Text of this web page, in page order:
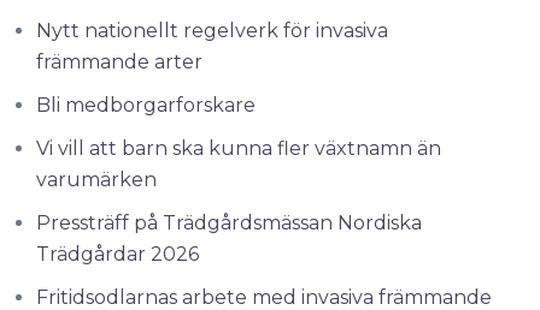
Nytt nationellt regelverk för invasiva
främmande arter
Bli medborgarforskare
Vi vill att barn ska kunna fler växtnamn än
varumärken
Pressträff på Trädgårdsmässan Nordiska
Trädgårdar 2026
Fritidsodlarnas arbete med invasiva främmande